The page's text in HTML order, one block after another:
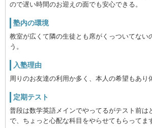
ので遅い時間のお迎えの面でも安心できる。
塾内の環境
教室が広くて隣の生徒とも席がくっついてない
う。
入塾理由
周りのお友達の利用か多く、本人の希望もあり
定期テスト
普段は数学英語メインでやってるがテスト前は
で、ちょっと心配な科目をやらせてもらってま